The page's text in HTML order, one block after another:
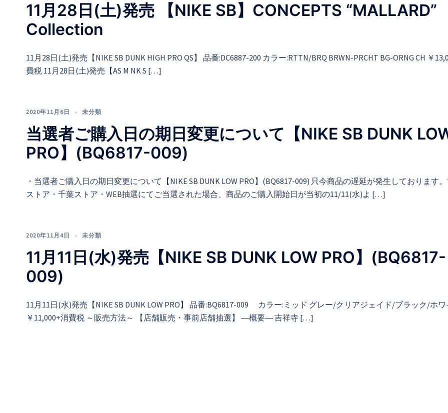
11月28日(土)発売 【NIKE SB】CONCEPTS “MALLARD”
Collection
11月28日(土)発売【NIKE SB DUNK HIGH PRO QS】 品番:DC6887-200 カラー:RTTN/BRQ BRWN-PRCHT BG-ORNG CH ￥
費税 11月28日(土)発売【AS M NK S […]
2020年11月6日 未分類
当選者ご購入日の期日変更について【NIKE SB DUNK
PRO】(BQ6817-009)
・当選者ご購入日の期日変更について【NIKE SB DUNK LOW PRO】(BQ6817-009) 只今商品の遅延が発生しております
ストア・千葉ストア・WEB抽選にてご当選された場合、商品のご購入開始日が当初の11/11(水)よ […]
2020年11月4日 未分類
11月11日(水)発売【NIKE SB DUNK LOW PRO】(BQ6817-
009)
11月11日(水)発売【NIKE SB DUNK LOW PRO】 品番:BQ6817-009 カラー:ミッド グレー/クリアジェイド/ブラック/ホ
￥11,000+消費税 ～販売方法～ 【店舗販売・事前店舗抽選】 ―概要― 吉祥寺 […]